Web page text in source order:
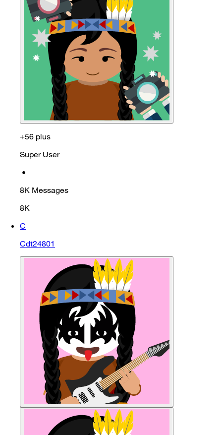
+56 plus
Super User
•
8K Messages
8K
C
Cdt24801